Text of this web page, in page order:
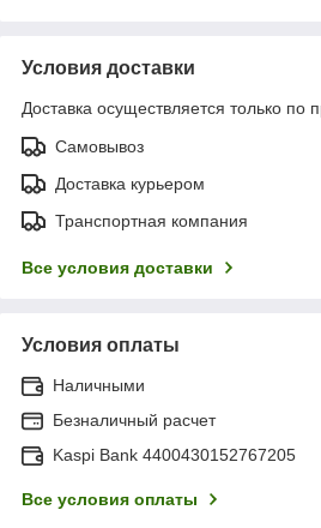
Условия доставки
Доставка осуществляется только по
Самовывоз
Доставка курьером
Транспортная компания
Все условия доставки
Условия оплаты
Наличными
Безналичный расчет
Kaspi Bank 4400430152767205
Все условия оплаты